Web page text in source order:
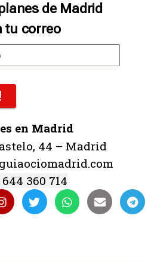
de Madrid
tu correo
en Madrid
44 – Madrid
360 714